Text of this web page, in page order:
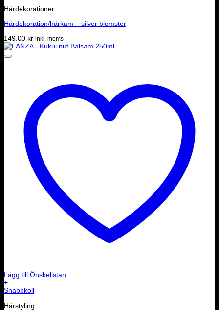
Hårdekorationer
Hårdekoration/hårkam – silver blomster
149.00 kr inkl. moms
Lägg till Önskelistan
+
Snabbkoll
Hårstyling